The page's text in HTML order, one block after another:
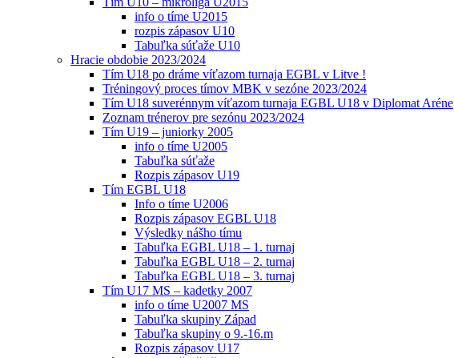
info o tíme U2015
rozpis zápasov U10
Tabuľka súťaže U10
Hracie obdobie 2023/2024
Tím U18 po dráme víťazom turnaja EGBL v Litve !
Tréningový proces tímov MBK v sezóne 2023/2024
Tím U18 suverénnym víťazom turnaja EGBL U18 v Diplomat Aréne
Zoznam trénerov pre sezónu 2023/2024
Tím U19 – juniorky 2005
info o tíme U2005
Tabuľka súťaže
Rozpis zápasov U19
Tím EGBL U18
Info o tíme U2006
Rozpis zápasov EGBL U18
Výsledky nášho tímu
Tabuľka EGBL U18 – 1. turnaj
Tabuľka EGBL U18 – 2. turnaj
Tabuľka EGBL U18 – 3. turnaj
Tím U17 MS – kadetky 2007
info o tíme U2007 MS
Tabuľka skupiny Západ
Tabuľka skupiny o 9.-16.m
Rozpis zápasov U17